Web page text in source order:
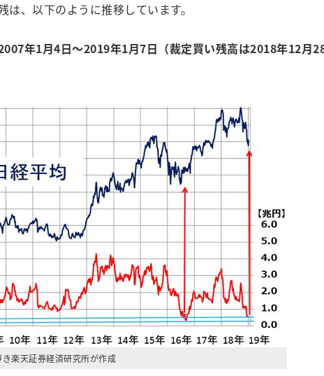
、以下のように推移しています。
年1月4日～2019年1月7日（裁定買い残高は2018年12月
楽天証券経済研究所が作成